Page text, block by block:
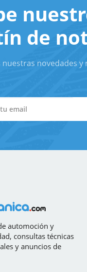
de
nuestras novedades
automoción y
consultas técnicas
y anuncios de